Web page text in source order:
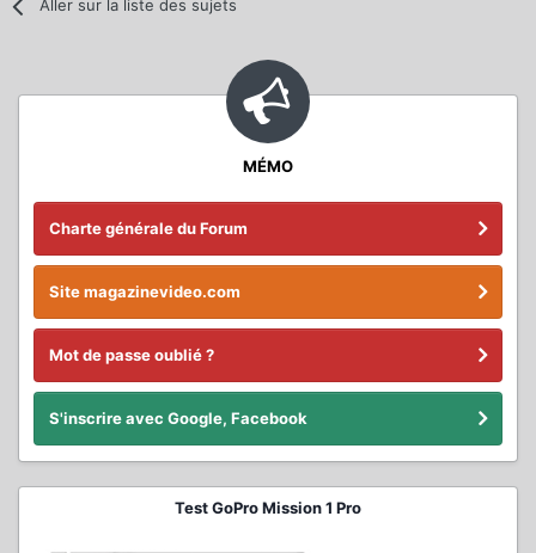
Aller sur la liste des sujets
MÉMO
Charte générale du Forum
Site magazinevideo.com
Mot de passe oublié ?
S'inscrire avec Google, Facebook
Test GoPro Mission 1 Pro